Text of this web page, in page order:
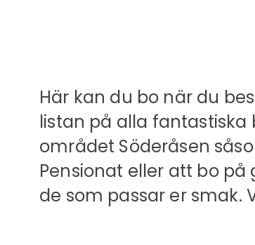
Här kan du bo när du
listan på alla fantastiska
området Söderåsen
Pensionat eller att bo
de som passar er smak.